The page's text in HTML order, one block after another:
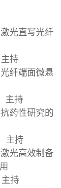
光直写光纤
主持
纤端面微悬
主持
药性研究的
主持
光高效制备
主持